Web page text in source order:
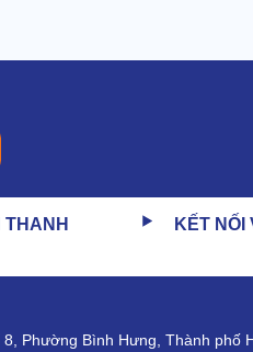
KẾT NỐI
Phường Bình Hưng, Thành phố